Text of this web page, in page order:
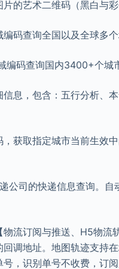
片的艺术二维码（黑白与
编码查询全国以及全球多
编码查询国内3400+个城
信息，包含：五行分析、
，获取指定城市当前生效
公司的快递信息查询。
物流订阅与推送、H5物
调地址。地图轨迹支持
，识别单号不收费，订阅